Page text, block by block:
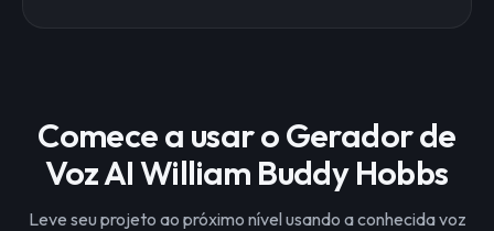
Comece a usar o Gerador de
Voz AI William Buddy Hobbs
Leve seu projeto ao próximo nível usando a conhecida voz